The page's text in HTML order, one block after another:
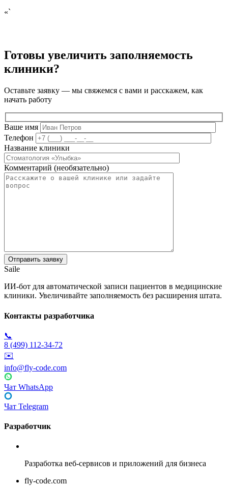
«`
Готовы увеличить заполняемость
клиники?
Оставьте заявку — мы свяжемся с вами и расскажем, как
начать работу
Ваше имя
Телефон
Название клиники
Комментарий (необязательно)
Saile
ИИ-бот для автоматической записи пациентов в медицинские
клиники. Увеличивайте заполняемость без расширения штата.
Контакты разработчика
📞
8 (499) 112-34-72
✉️
info@fly-code.com
Чат WhatsApp
Чат Telegram
Разработчик
Разработка веб-сервисов и приложений для бизнеса
fly-code.com